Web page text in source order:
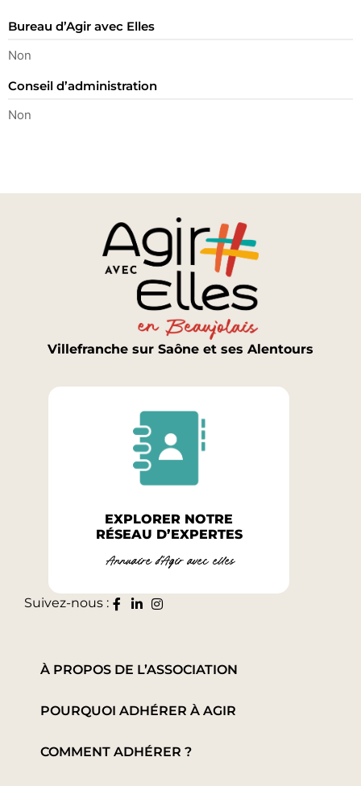
Bureau d’Agir avec Elles
Non
Conseil d’administration
Non
Villefranche sur Saône et ses Alentours
EXPLORER NOTRE
RÉSEAU D’EXPERTES
Annuaire d'Agir avec elles
Suivez-nous :
À PROPOS DE L’ASSOCIATION
POURQUOI ADHÉRER À AGIR
COMMENT ADHÉRER ?